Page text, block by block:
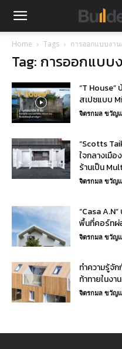
Home Tags การออกแบบงา
Tag: การออกแบ
“T House”
สเปซแบบ
จิตรกมล ขวัญ
“Scotts
ใจกลางเมื
ร้านเป็น
จิตรกมล ขวัญ
“Casa
พื้นที่คอร์ทผ่
จิตรกมล ขวัญ
ทำความรู้จั
ท้าทายในง
จิตรกมล ขวัญ